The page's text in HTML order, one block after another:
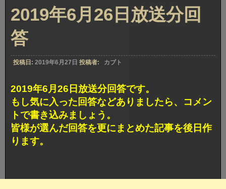
2019年6月26日放送分回
答
投稿日: 2019年6月27日 投稿者: カブト
2019年6月26日放送分回答です。
もし気に入った回答などありましたら、コメン
トで書き込みましょう。
皆様が選んだ回答を更にまとめた記事を後日作
ります。